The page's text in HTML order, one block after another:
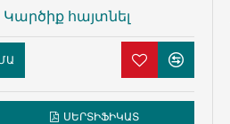
Կարծիք հայտնել
ՍԵՐՏԻՖԻԿԱՏ